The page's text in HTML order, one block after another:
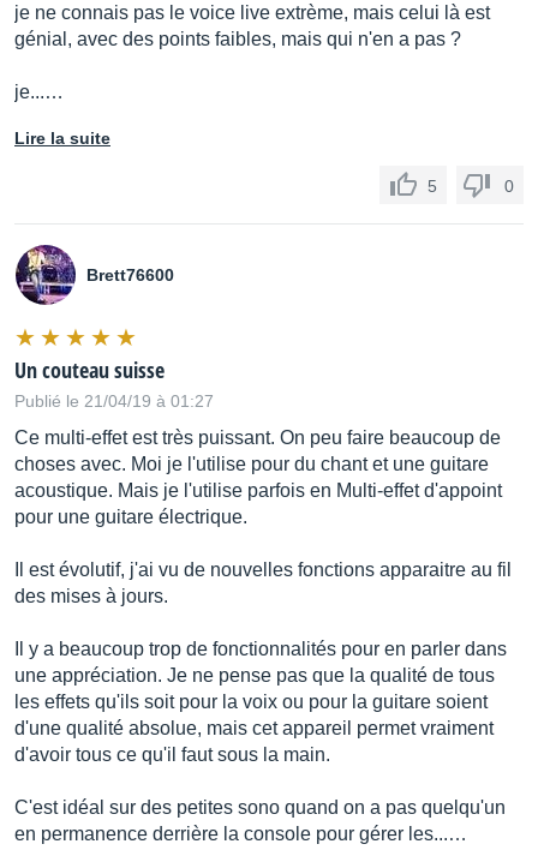
More choices for the way your echoes sound
Brand new effects block with more controls and
Rhythmic FX Block
Rhythmic
Brand new effect styles and sounds
Better sounding vocal reverbs, with more Styles
New Styles Across FX Blocks
All
Added new Styles in every Effects block
Vocal HIT
All
Turn on/off multiple vocal effects with one button
je ne connais pas le voice live extrème, mais celui là est
génial, avec des points faibles, mais qui n'en a pas ?
je...…
Lire la suite
5 0
Brett76600
Un couteau suisse
Publié le 21/04/19 à 01:27
Ce multi-effet est très puissant. On peu faire beaucoup de
choses avec. Moi je l'utilise pour du chant et une guitare
acoustique. Mais je l'utilise parfois en Multi-effet d'appoint
pour une guitare électrique.
Il est évolutif, j'ai vu de nouvelles fonctions apparaitre au fil
des mises à jours.
Il y a beaucoup trop de fonctionnalités pour en parler dans
une appréciation. Je ne pense pas que la qualité de tous
les effets qu'ils soit pour la voix ou pour la guitare soient
d'une qualité absolue, mais cet appareil permet vraiment
d'avoir tous ce qu'il faut sous la main.
C'est idéal sur des petites sono quand on a pas quelqu'un
en permanence derrière la console pour gérer les...…